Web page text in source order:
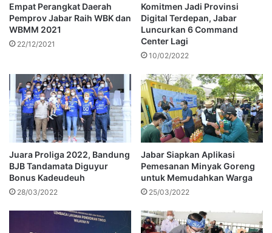
Empat Perangkat Daerah
Pemprov Jabar Raih WBK dan
WBMM 2021
22/12/2021
Komitmen Jadi Provinsi
Digital Terdepan, Jabar
Luncurkan 6 Command
Center Lagi
10/02/2022
Juara Proliga 2022, Bandung
BJB Tandamata Diguyur
Bonus Kadeudeuh
28/03/2022
Jabar Siapkan Aplikasi
Pemesanan Minyak Goreng
untuk Memudahkan Warga
25/03/2022